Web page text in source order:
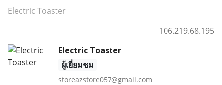
Electric Toaster
106.219.68.195
Electric Toaster
ผู้เยี่ยมชม
storeazstore057@gmail.com